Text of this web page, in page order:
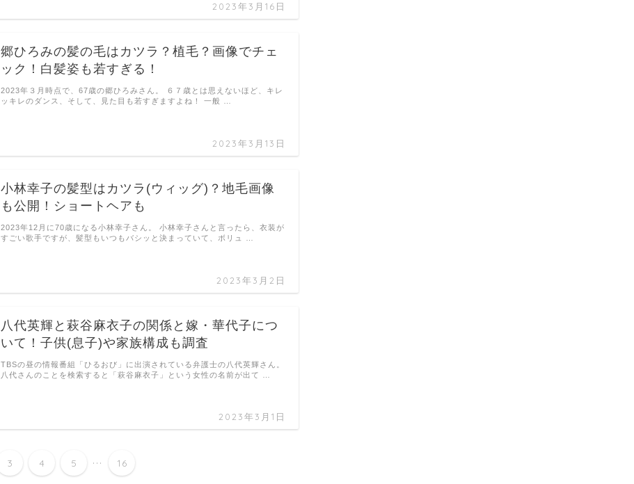
2023年3月16日
郷ひろみの髪の毛はカツラ？植毛？画像でチェ
ック！白髪姿も若すぎる！
2023年3月13日
2023年３月時点で、67歳の郷ひろみさん。 ６７歳とは思えないほど、キレ
ッキレのダンス、そして、見た目も若すぎますよね！ 一般 …
小林幸子の髪型はカツラ(ウィッグ)？地毛画像
も公開！ショートヘアも
2023年3月2日
2023年12月に70歳になる小林幸子さん。 小林幸子さんと言ったら、衣装が
すごい歌手ですが、髪型もいつもバシッと決まっていて、ボリュ …
八代英輝と萩谷麻衣子の関係と嫁・華代子につ
いて！子供(息子)や家族構成も調査
2023年3月1日
TBSの昼の情報番組「ひるおび」に出演されている弁護士の八代英輝さん。
八代さんのことを検索すると「萩谷麻衣子」という女性の名前が出て …
3 4 5 ... 16